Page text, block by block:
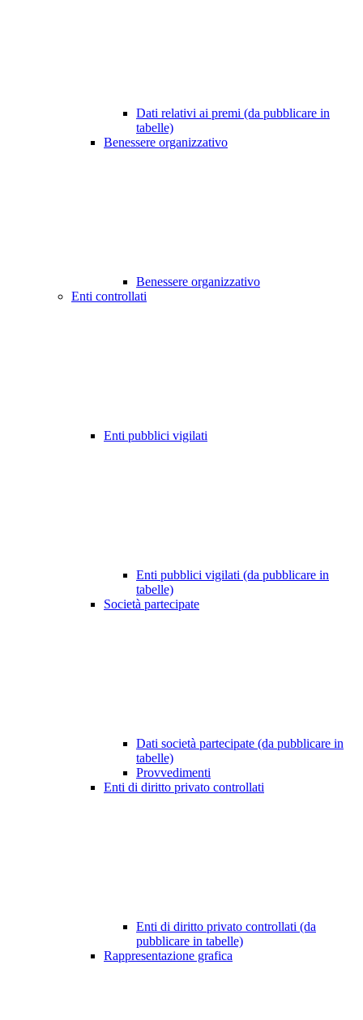
Dati relativi ai premi (da pubblicare in
tabelle)
Benessere organizzativo
Benessere organizzativo
Enti controllati
Enti pubblici vigilati
Enti pubblici vigilati (da pubblicare in
tabelle)
Società partecipate
Dati società partecipate (da pubblicare in
tabelle)
Provvedimenti
Enti di diritto privato controllati
Enti di diritto privato controllati (da
pubblicare in tabelle)
Rappresentazione grafica